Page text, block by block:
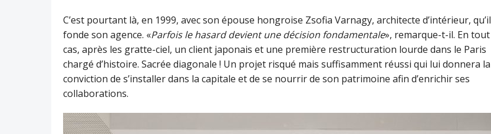
C’est pourtant là, en 1999, avec son épouse hongroise Zsofia Varnagy, architecte d’intérieur, qu’il
fonde son agence. «Parfois le hasard devient une décision fondamentale», remarque-t-il. En tout
cas, après les gratte-ciel, un client japonais et une première restructuration lourde dans le Paris
chargé d’histoire. Sacrée diagonale ! Un projet risqué mais suffisamment réussi qui lui donnera la
conviction de s’installer dans la capitale et de se nourrir de son patrimoine afin d’enrichir ses
collaborations.